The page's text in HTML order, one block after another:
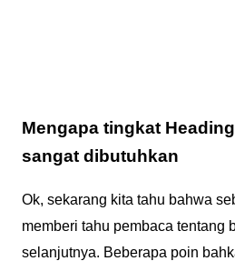
Mengapa tingkat
sangat dibutuhkan
Ok, sekarang kita tahu bahwa
memberi tahu pembaca tentang
selanjutnya. Beberapa poin